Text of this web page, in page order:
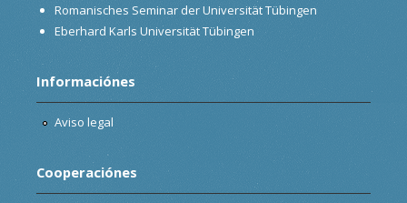
Romanisches Seminar der Universität Tübingen
Eberhard Karls Universität Tübingen
Informaciónes
Aviso legal
Cooperaciónes